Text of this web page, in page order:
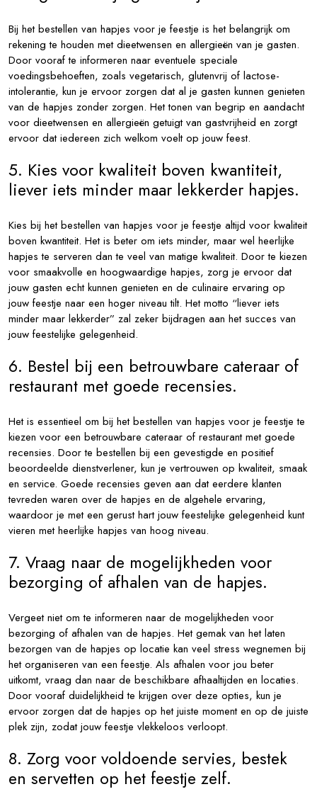
Bij het bestellen van hapjes voor je feestje is het belangrijk om
rekening te houden met dieetwensen en allergieën van je gasten.
Door vooraf te informeren naar eventuele speciale
voedingsbehoeften, zoals vegetarisch, glutenvrij of lactose-
intolerantie, kun je ervoor zorgen dat al je gasten kunnen genieten
van de hapjes zonder zorgen. Het tonen van begrip en aandacht
voor dieetwensen en allergieën getuigt van gastvrijheid en zorgt
ervoor dat iedereen zich welkom voelt op jouw feest.
5. Kies voor kwaliteit boven kwantiteit,
liever iets minder maar lekkerder hapjes.
Kies bij het bestellen van hapjes voor je feestje altijd voor kwaliteit
boven kwantiteit. Het is beter om iets minder, maar wel heerlijke
hapjes te serveren dan te veel van matige kwaliteit. Door te kiezen
voor smaakvolle en hoogwaardige hapjes, zorg je ervoor dat
jouw gasten echt kunnen genieten en de culinaire ervaring op
jouw feestje naar een hoger niveau tilt. Het motto “liever iets
minder maar lekkerder” zal zeker bijdragen aan het succes van
jouw feestelijke gelegenheid.
6. Bestel bij een betrouwbare cateraar of
restaurant met goede recensies.
Het is essentieel om bij het bestellen van hapjes voor je feestje te
kiezen voor een betrouwbare cateraar of restaurant met goede
recensies. Door te bestellen bij een gevestigde en positief
beoordeelde dienstverlener, kun je vertrouwen op kwaliteit, smaak
en service. Goede recensies geven aan dat eerdere klanten
tevreden waren over de hapjes en de algehele ervaring,
waardoor je met een gerust hart jouw feestelijke gelegenheid kunt
vieren met heerlijke hapjes van hoog niveau.
7. Vraag naar de mogelijkheden voor
bezorging of afhalen van de hapjes.
Vergeet niet om te informeren naar de mogelijkheden voor
bezorging of afhalen van de hapjes. Het gemak van het laten
bezorgen van de hapjes op locatie kan veel stress wegnemen bij
het organiseren van een feestje. Als afhalen voor jou beter
uitkomt, vraag dan naar de beschikbare afhaaltijden en locaties.
Door vooraf duidelijkheid te krijgen over deze opties, kun je
ervoor zorgen dat de hapjes op het juiste moment en op de juiste
plek zijn, zodat jouw feestje vlekkeloos verloopt.
8. Zorg voor voldoende servies, bestek
en servetten op het feestje zelf.